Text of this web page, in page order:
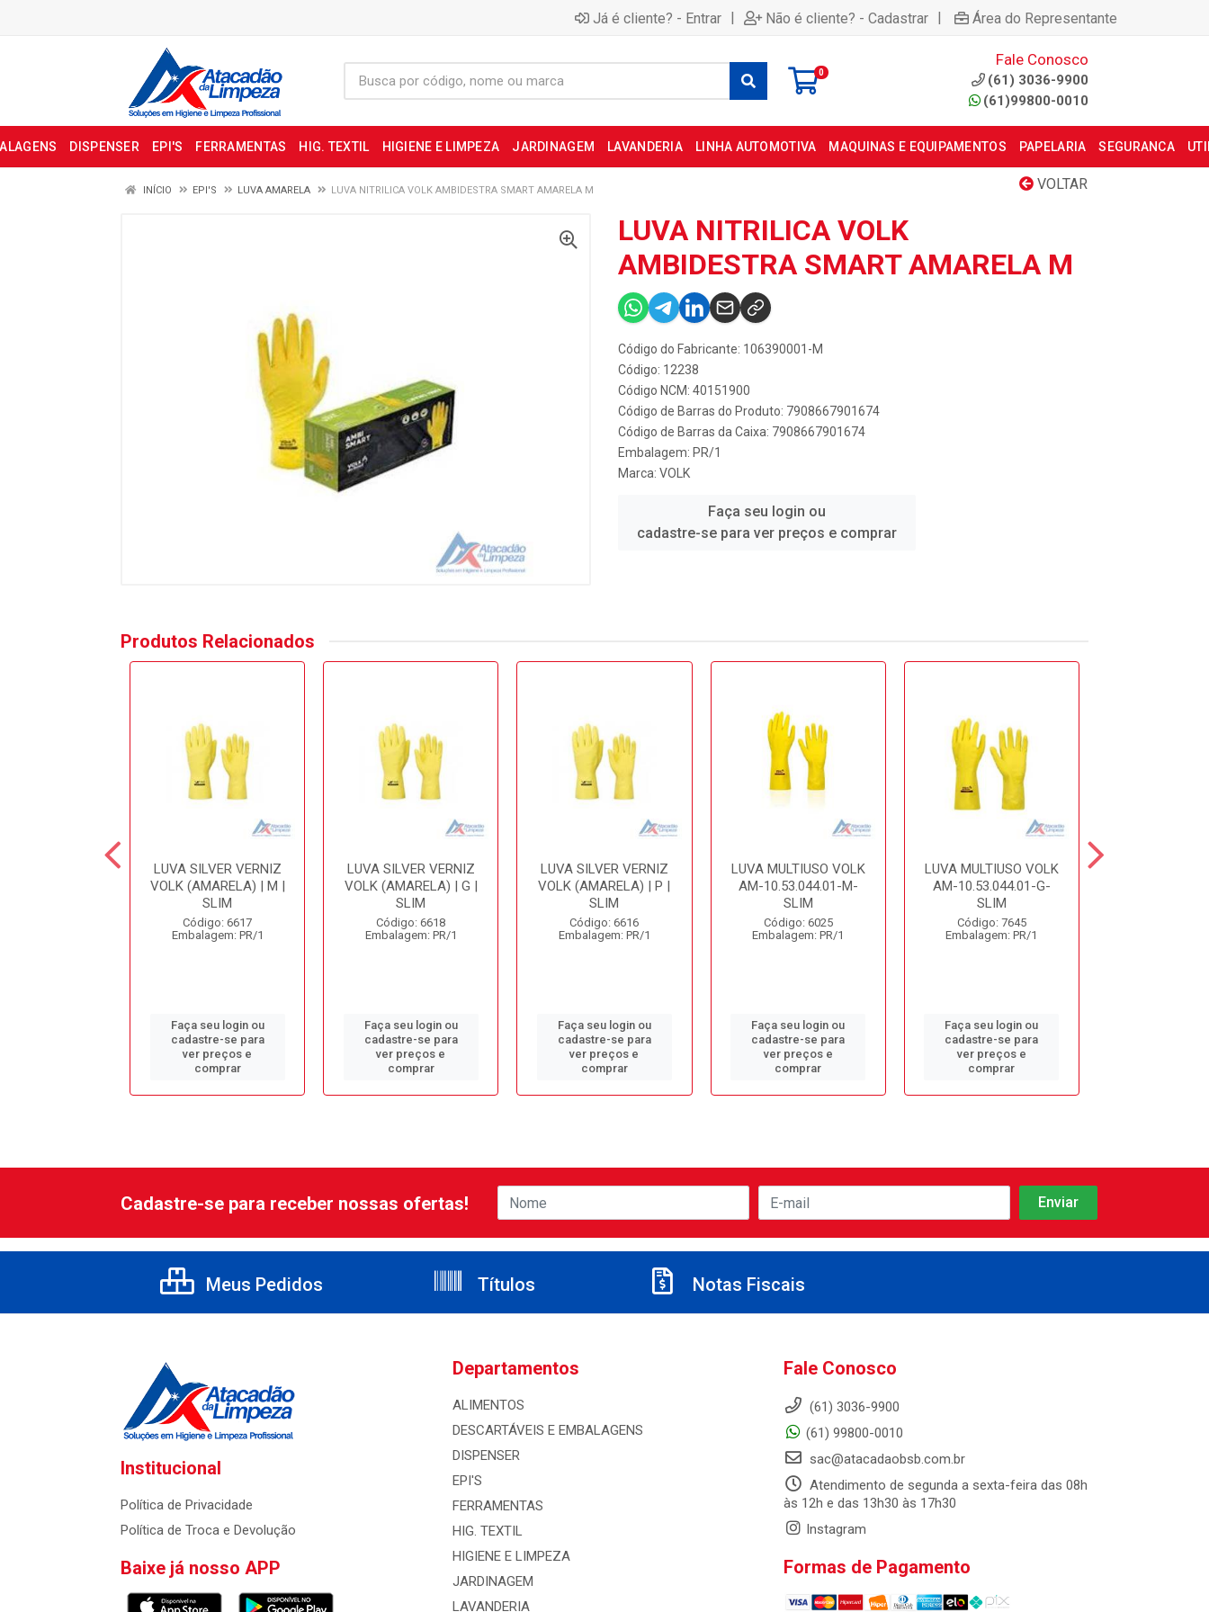
Já é cliente? - Entrar | Não é cliente? - Cadastrar | Área do Representante
0
Fale Conosco
(61) 3036-9900
(61)99800-0010
DISPENSER EPI'S FERRAMENTAS HIG. TEXTIL HIGIENE E LIMPEZA JARDINAGEM LAVANDERIA LINHA AUTOMOTIVA MAQUINAS E EQUIPAMENTOS PAPELARIA SEGURANCA
VOLTAR
INÍCIO EPI'S LUVA AMARELA LUVA NITRILICA VOLK AMBIDESTRA SMART AMARELA M
LUVA NITRILICA VOLK
AMBIDESTRA SMART AMARELA M
Código do Fabricante: 106390001-M
Código: 12238
Código NCM: 40151900
Código de Barras do Produto: 7908667901674
Código de Barras da Caixa: 7908667901674
Embalagem: PR/1
Marca: VOLK
Faça seu login ou
cadastre-se para ver preços e comprar
Produtos Relacionados
LUVA SILVER VERNIZ
VOLK (AMARELA) | M |
SLIM
Código: 6617
Embalagem: PR/1
Faça seu login ou
cadastre-se para
ver preços e
comprar
LUVA SILVER VERNIZ
VOLK (AMARELA) | G |
SLIM
Código: 6618
Embalagem: PR/1
Faça seu login ou
cadastre-se para
ver preços e
comprar
LUVA SILVER VERNIZ
VOLK (AMARELA) | P |
SLIM
Código: 6616
Embalagem: PR/1
Faça seu login ou
cadastre-se para
ver preços e
comprar
LUVA MULTIUSO VOLK
AM-10.53.044.01-M-
SLIM
Código: 6025
Embalagem: PR/1
Faça seu login ou
cadastre-se para
ver preços e
comprar
LUVA MULTIUSO VOLK
AM-10.53.044.01-G-
SLIM
Código: 7645
Embalagem: PR/1
Faça seu login ou
cadastre-se para
ver preços e
comprar
Cadastre-se para receber nossas ofertas!
Meus Pedidos Títulos Notas Fiscais
Institucional
Política de Privacidade
Política de Troca e Devolução
Baixe já nosso APP
Departamentos
ALIMENTOS
DESCARTÁVEIS E EMBALAGENS
DISPENSER
EPI'S
FERRAMENTAS
HIG. TEXTIL
HIGIENE E LIMPEZA
JARDINAGEM
LAVANDERIA
Fale Conosco
(61) 3036-9900
(61) 99800-0010
sac@atacadaobsb.com.br
Atendimento de segunda a sexta-feira das 08h
às 12h e das 13h30 às 17h30
Instagram
Formas de Pagamento